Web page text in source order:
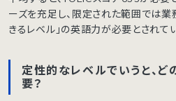
ーズを充足し、限定された範囲では業
きるレベル」の英語力が必要とされてい
定性的なレベルでいうと、
要？